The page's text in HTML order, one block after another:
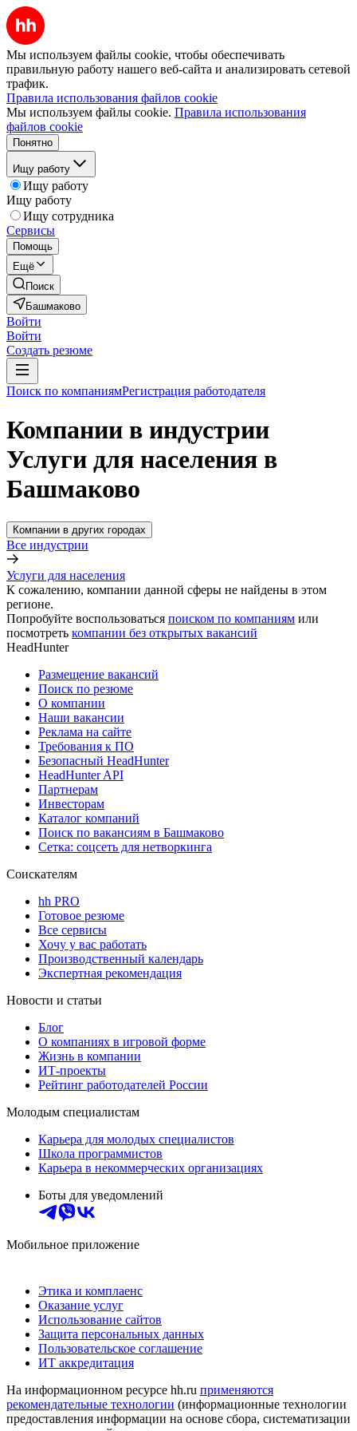
Мы используем файлы cookie, чтобы обеспечивать
правильную работу нашего веб-сайта и анализировать сетевой
трафик.
Правила использования файлов cookie
Мы используем файлы cookie. Правила использования
файлов cookie
Понятно
Ищу работу
Ищу работу
Ищу работу
Ищу сотрудника
Сервисы
Помощь
Ещё
Поиск
Башмаково
Войти
Войти
Создать резюме
Поиск по компаниямРегистрация работодателя
Компании в индустрии
Услуги для населения в
Башмаково
Компании в других городах
Все индустрии
Услуги для населения
К сожалению, компании данной сферы не найдены в этом
регионе.
Попробуйте воспользоваться поиском по компаниям или
посмотреть компании без открытых вакансий
HeadHunter
Размещение вакансий
Поиск по резюме
О компании
Наши вакансии
Реклама на сайте
Требования к ПО
Безопасный HeadHunter
HeadHunter API
Партнерам
Инвесторам
Каталог компаний
Поиск по вакансиям в Башмаково
Сетка: соцсеть для нетворкинга
Соискателям
hh PRO
Готовое резюме
Все сервисы
Хочу у вас работать
Производственный календарь
Экспертная рекомендация
Новости и статьи
Блог
О компаниях в игровой форме
Жизнь в компании
ИТ-проекты
Рейтинг работодателей России
Молодым специалистам
Карьера для молодых специалистов
Школа программистов
Карьера в некоммерческих организациях
Боты для уведомлений
Мобильное приложение
Этика и комплаенс
Оказание услуг
Использование сайтов
Защита персональных данных
Пользовательское соглашение
ИТ аккредитация
На информационном ресурсе hh.ru применяются
рекомендательные технологии (информационные технологии
предоставления информации на основе сбора, систематизации